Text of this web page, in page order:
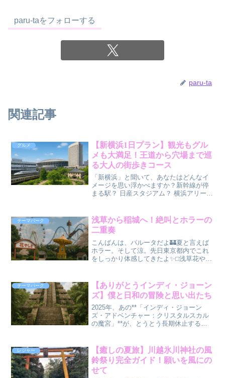
paru-taをフォローする
paru-ta
関連記事
グルメ
【新横浜1日プラン】観光もグル
メも大満足！王道から穴場まで巡
る大人の街歩きコース
「新横浜」と聞いて、あなたはどんなイ
メージを思い浮かべますか？新幹線が停
まる駅？ 日産スタジアム？ 横浜アリー
内でも都会的で落ち着いた雰囲気と、グ
ルメ・カルチャー・緑の...
テーマパーク
浅草から稲城へ！絶叫とホラーの
二重奏
こんばんは、パルータだよ🏰夏と言えば
ホラー。そして涼。先日東京都内でこれ
をしっかり体感してきたよ✨⬜︎浅草花やし
まで遡るんだ。◯花やしきの歴史造園師
森田六三郎って方...
テーマパーク
【ありがとうインディ・ジョーン
ズ】僕と日和の冒険と思い出たち
2025年、あの**「インディ・ジョーン
ズ・アドベンチャー：クリスタルスカル
の魔宮」**が、とうとう長期休止するっ
なった。なつかしい。インディの世界に
入り込んで、あの...
レジャー
【癒しの夏旅】川越氷川神社の風
鈴祭り完全ガイド！願いを風にの
せて